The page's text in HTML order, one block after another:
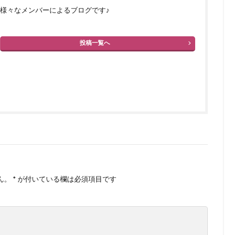
様々なメンバーによるブログです♪
投稿一覧へ
* が付いている欄は必須項目です